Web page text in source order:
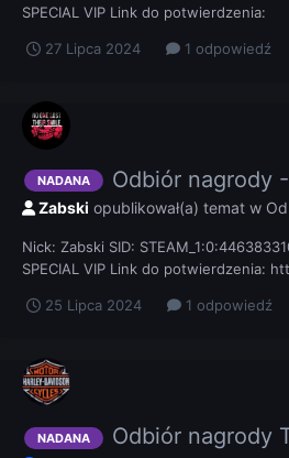
SPECIAL VIP Link do potwierdzenia:
27 Lipca 2024 1 odpowiedź
NADANA Odbiór nagrody
Zabski opublikował(a) temat w
Nick: Zabski SID:
SPECIAL VIP Link do potwierdzenia:
do=findComment&comment=134045
25 Lipca 2024 1 odpowiedź
NADANA Odbiór nagrody